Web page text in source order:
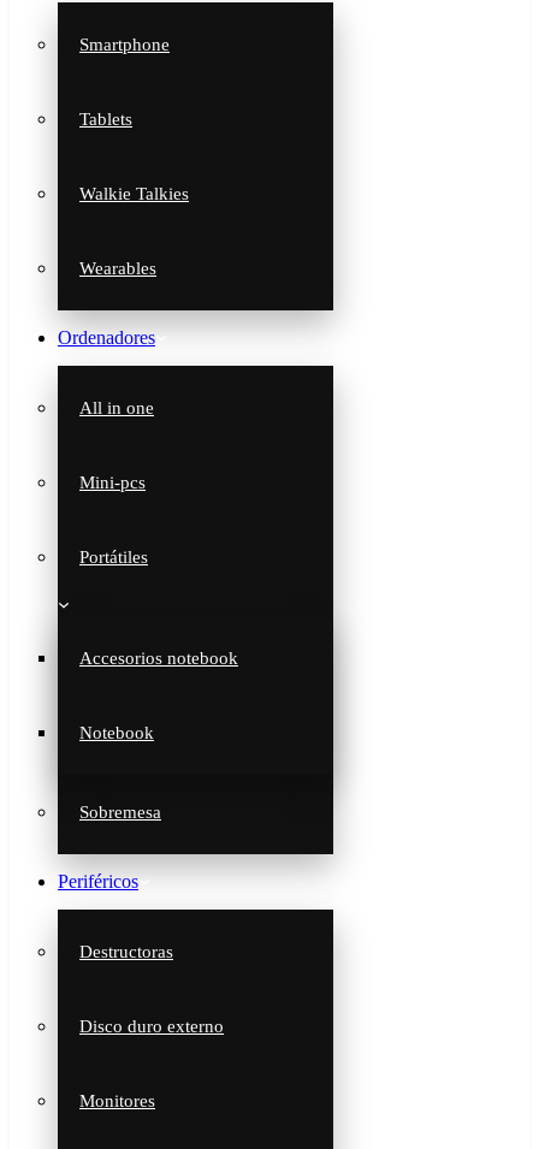
Smartphone
Tablets
Walkie Talkies
Wearables
Ordenadores
All in one
Mini-pcs
Portátiles
Accesorios notebook
Notebook
Sobremesa
Periféricos
Destructoras
Disco duro externo
Monitores